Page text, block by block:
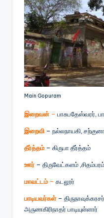
Main Gopuram
இறைவன் – பாசுபதேஸ்வரர்,
இறைவி – நல்லநாயகி,
தீர்த்தம்– கிருபா தீர்த்தம்
ஊர் – திருவேட்களம்
மாவட்டம்– கடலூர்
பாடியவர்கள் –
அருணகிரிநாதர் பாடியுள்ளார்